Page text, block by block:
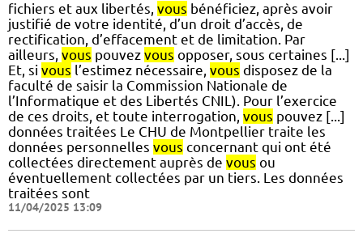
fichiers et aux libertés, vous bénéficiez, après avoir
justifié de votre identité, d’un droit d’accès, de
rectification, d’effacement et de limitation. Par
ailleurs, vous pouvez vous opposer, sous certaines [...]
Et, si vous l’estimez nécessaire, vous disposez de la
faculté de saisir la Commission Nationale de
l’Informatique et des Libertés CNIL). Pour l’exercice
de ces droits, et toute interrogation, vous pouvez [...]
données traitées Le CHU de Montpellier traite les
données personnelles vous concernant qui ont été
collectées directement auprès de vous ou
éventuellement collectées par un tiers. Les données
traitées sont
11/04/2025 13:09